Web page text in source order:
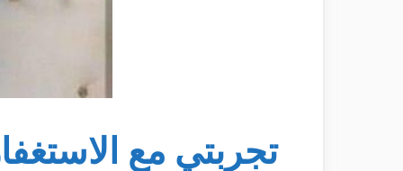
تجربتي مع